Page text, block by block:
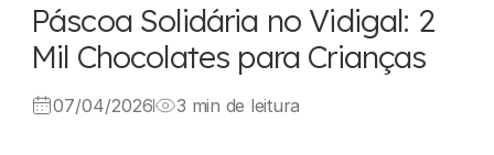
Páscoa Solidária no Vidigal: 2
Mil Chocolates para Crianças
07/04/2026 3 min de leitura